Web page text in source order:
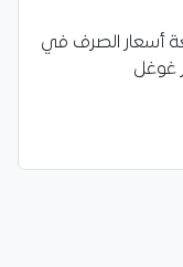
أسعار الصرف في
غوغل